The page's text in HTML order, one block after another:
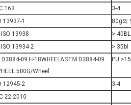
163
3-4
13937-1
80g의
ISO 13938
>
ISO 13934-2
> 35bl
09 H-18WHEELASTM D3884-09
500G/Wheel
PU
12945-2
3-4
22-2010